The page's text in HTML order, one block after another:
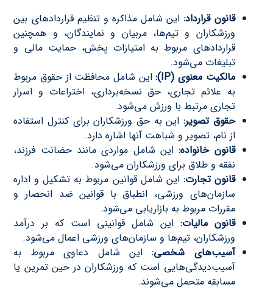
قانون قرارداد:این شامل مذاکره و تنظیم قراردادهای بین
ورزشکاران و تیم‌ها، مربیان و نمایندگان، و همچنین
قراردادهای مربوط به امتیازات پخش، حمایت مالی و
تبلیغات می‌شود.
مالکیت معنوی (IP):
این شامل محافظت از حقوق مربوط
به علائم تجاری، حق نسخه‌برداری، اختراعات و اسرار
تجاری مرتبط با ورزش می‌شود.
حقوق تصویر: این به حق ورزشکاران برای کنترل استفاده
از نام، تصویر و شباهت آنها اشاره دارد.
قانون خانواده:این شامل مواردی مانند حضانت فرزند،
نفقه و طلاق برای ورزشکاران می‌شود.
قانون تجارت: این شامل قوانین مربوط به تشکیل و اداره
سازمان‌های ورزشی، انطباق با قوانین ضد انحصار و
مقررات مربوط به بازاریابی می‌شود.
قانون مالیات: این شامل قوانینی است که بر درآمد
ورزشکاران، تیم‌ها و سازمان‌های ورزشی اعمال می‌شود.
آسیب‌های شخصی:این شامل دعاوی مربوط به
آسیب‌دیدگی‌هایی است که ورزشکاران در حین تمرین یا
مسابقه متحمل می‌شوند.